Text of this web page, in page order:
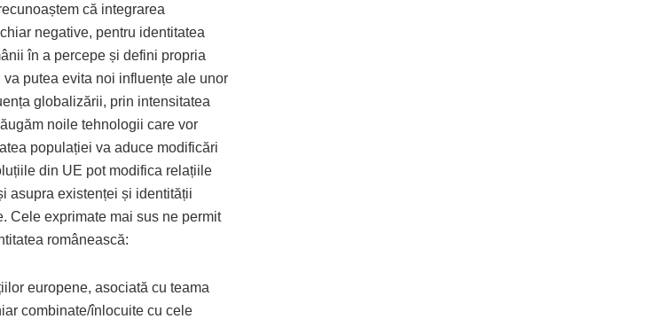
că integrarea
negative, pentru identitatea
în a percepe și defini propria
putea evita noi influențe ale unor
globalizării, prin intensitatea
noile tehnologii care vor
populației va aduce modificări
din UE pot modifica relațiile
asupra existenței și identității
Cele exprimate mai sus ne permit
românească:
europene, asociată cu teama
combinate/înlocuite cu cele